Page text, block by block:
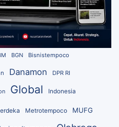
BGN Bisnistempoco
Danamon DPR RI
Global Indonesia
Metrotempoco MUFG